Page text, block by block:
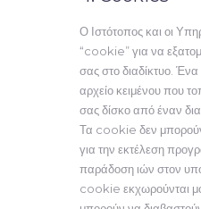
Ο Ιστότοπος και οι
“cookie” για να
σας στο διαδίκτυο.
αρχείο κειμένου που
σας δίσκο από έναν
Τα cookie δεν
για την εκτέλεση
παράδοση ιών στον
cookie εκχωρούνται